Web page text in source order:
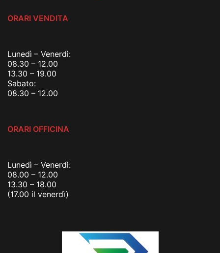
ORARI VENDITA
Lunedì – Venerdì:
08.30 – 12.00
13.30 – 19.00
Sabato:
08.30 – 12.00
ORARI OFFICINA
Lunedì – Venerdì:
08.00 – 12.00
13.30 – 18.00
(17.00 il venerdì)